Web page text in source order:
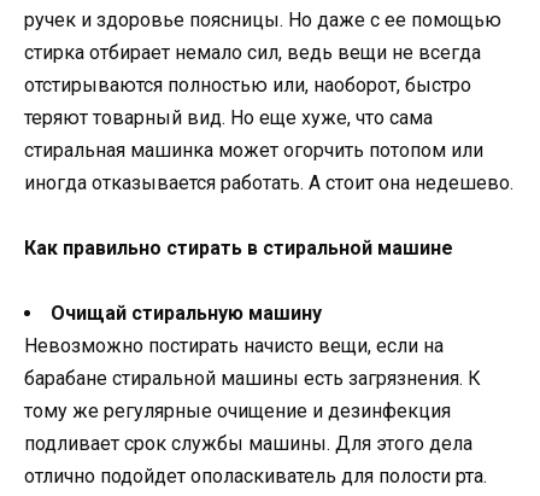
ручек и здоровье поясницы. Но даже с ее помощью
стирка отбирает немало сил, ведь вещи не всегда
отстирываются полностью или, наоборот, быстро
теряют товарный вид. Но еще хуже, что сама
стиральная машинка может огорчить потопом или
иногда отказывается работать. А стоит она недешево.
Как правильно стирать в стиральной машине
Очищай стиральную машину
Невозможно постирать начисто вещи, если на
барабане стиральной машины есть загрязнения. К
тому же регулярные очищение и дезинфекция
подливает срок службы машины. Для этого дела
отлично подойдет ополаскиватель для полости рта.